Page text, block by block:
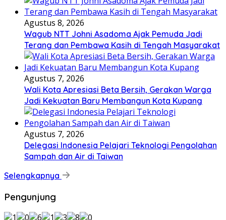
Agustus 8, 2026
Wagub NTT Johni Asadoma Ajak Pemuda Jadi
Terang dan Pembawa Kasih di Tengah Masyarakat
Agustus 7, 2026
Wali Kota Apresiasi Beta Bersih, Gerakan Warga
Jadi Kekuatan Baru Membangun Kota Kupang
Agustus 7, 2026
Delegasi Indonesia Pelajari Teknologi Pengolahan
Sampah dan Air di Taiwan
Selengkapnya
Pengunjung